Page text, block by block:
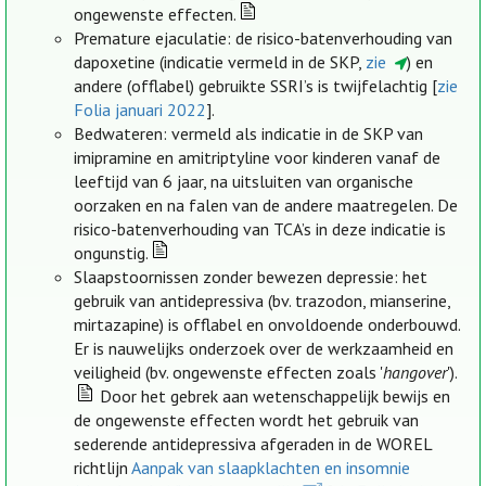
ongewenste effecten.
Premature ejaculatie: de risico-batenverhouding van
dapoxetine (indicatie vermeld in de SKP, zie
) en
andere (offlabel) gebruikte SSRI’s is twijfelachtig [zie
Folia januari 2022].
Bedwateren: vermeld als indicatie in de SKP van
imipramine en amitriptyline voor kinderen vanaf de
leeftijd van 6 jaar, na uitsluiten van organische
oorzaken en na falen van de andere maatregelen. De
risico-batenverhouding van TCA’s in deze indicatie is
ongunstig.
Slaapstoornissen zonder bewezen depressie: het
gebruik van antidepressiva (bv. trazodon, mianserine,
mirtazapine) is offlabel en onvoldoende onderbouwd.
Er is nauwelijks onderzoek over de werkzaamheid en
veiligheid (bv. ongewenste effecten zoals 'hangover').
Door het gebrek aan wetenschappelijk bewijs en
de ongewenste effecten wordt het gebruik van
sederende antidepressiva afgeraden in de WOREL
richtlijnAanpak van slaapklachten en insomnie